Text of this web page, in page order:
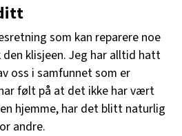
som kan reparere noe
den klisjeen. Jeg har alltid hatt
oss i samfunnet som er
følt på at det ikke har vært
hjemme, har det blitt naturlig
andre.